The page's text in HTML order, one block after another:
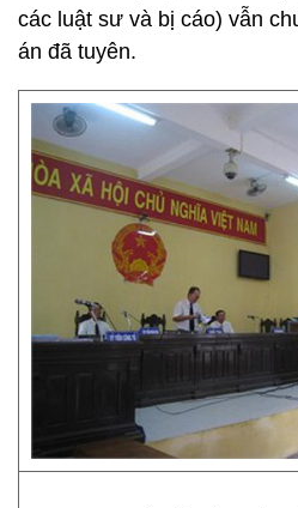
các luật sư và bị cáo) vẫn
án đã tuyên.